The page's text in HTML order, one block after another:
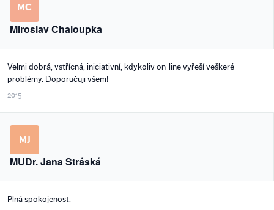
MC
Miroslav Chaloupka
Velmi dobrá, vstřícná, iniciativní, kdykoliv on-line vyřeší veškeré
problémy. Doporučuji všem!
2015
MJ
MUDr. Jana Stráská
Plná spokojenost.